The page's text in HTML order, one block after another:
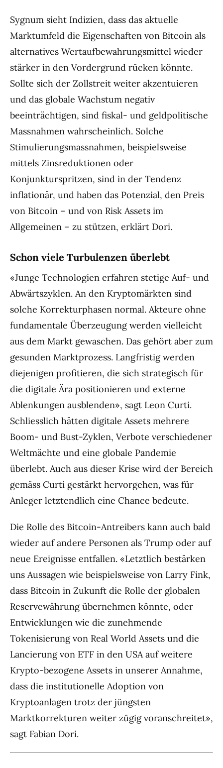
Sygnum sieht Indizien, dass das aktuelle
Marktumfeld die Eigenschaften von Bitcoin als
alternatives Wertaufbewahrungsmittel wieder
stärker in den Vordergrund rücken könnte.
Sollte sich der Zollstreit weiter akzentuieren
und das globale Wachstum negativ
beeinträchtigen, sind fiskal- und geldpolitische
Massnahmen wahrscheinlich. Solche
Stimulierungsmassnahmen, beispielsweise
mittels Zinsreduktionen oder
Konjunkturspritzen, sind in der Tendenz
inflationär, und haben das Potenzial, den Preis
von Bitcoin – und von Risk Assets im
Allgemeinen – zu stützen, erklärt Dori.
Schon viele Turbulenzen überlebt
«Junge Technologien erfahren stetige Auf- und
Abwärtszyklen. An den Kryptomärkten sind
solche Korrekturphasen normal. Akteure ohne
fundamentale Überzeugung werden vielleicht
aus dem Markt gewaschen. Das gehört aber zum
gesunden Marktprozess. Langfristig werden
diejenigen profitieren, die sich strategisch für
die digitale Ära positionieren und externe
Ablenkungen ausblenden», sagt Leon Curti.
Schliesslich hätten digitale Assets mehrere
Boom- und Bust-Zyklen, Verbote verschiedener
Weltmächte und eine globale Pandemie
überlebt. Auch aus dieser Krise wird der Bereich
gemäss Curti gestärkt hervorgehen, was für
Anleger letztendlich eine Chance bedeute.
Die Rolle des Bitcoin-Antreibers kann auch bald
wieder auf andere Personen als Trump oder auf
neue Ereignisse entfallen. «Letztlich bestärken
uns Aussagen wie beispielsweise von Larry Fink,
dass Bitcoin in Zukunft die Rolle der globalen
Reservewährung übernehmen könnte, oder
Entwicklungen wie die zunehmende
Tokenisierung von Real World Assets und die
Lancierung von ETF in den USA auf weitere
Krypto-bezogene Assets in unserer Annahme,
dass die institutionelle Adoption von
Kryptoanlagen trotz der jüngsten
Marktkorrekturen weiter zügig voranschreitet»,
sagt Fabian Dori.